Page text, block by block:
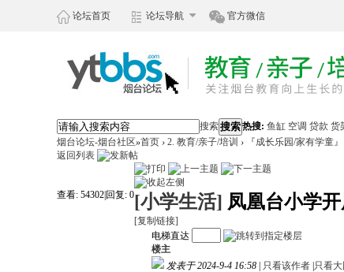
论坛首页 论坛导航 官方微信
搜索搜索热搜: 鱼缸 空调 贷款 货
烟台论坛-烟台社区»首页 › 2. 教育/亲子/培训 › 『成长乐园/家有学童』
返回列表
查看: 54302 回复: 0[小学生活] 凤凰台小学
[复制链接]
电梯直达
楼主
发表于 2024-9-4 16:58
只看该作者 只看大